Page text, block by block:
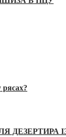
ДЕЗЕРТИРА